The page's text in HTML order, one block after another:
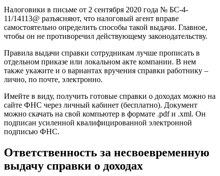
Налоговики в письме от 2 сентября 2020 года № БС-4-
11/14113@ разъясняют, что налоговый агент вправе
самостоятельно определить способы такой выдачи. Главное,
чтобы он не противоречил действующему законодательству.
Правила выдачи справки сотрудникам лучше прописать в
отдельном приказе или локальном акте компании. В нем
также укажите и о вариантах вручения справки работнику –
лично, по почте, электронно.
Имейте в виду, получить готовые справки о доходах можно на
сайте ФНС через личный кабинет (бесплатно). Документ
можно скачать на свой компьютер в формате .pdf и .xml. Он
подписан усиленной квалифицированной электронной
подписью ФНС.
Ответственность за несвоевременную
выдачу справки о доходах